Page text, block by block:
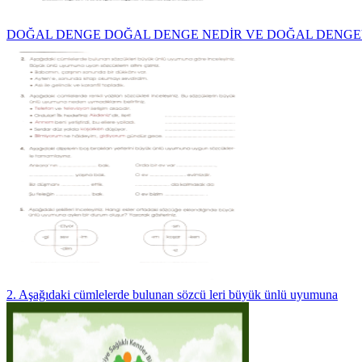
DOĞAL DENGE DOĞAL DENGE NEDİR VE DOĞAL
2. Aşağıdaki cümlelerde bulunan sözcü leri büyük ünlü uyumuna